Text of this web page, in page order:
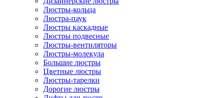
Люстры-кольца
Люстра-паук
Люстры каскадные
Люстры подвесные
Люстры-вентиляторы
Люстры-молекула
Большие люстры
Цветные люстры
Люстры-тарелки
Дорогие люстры